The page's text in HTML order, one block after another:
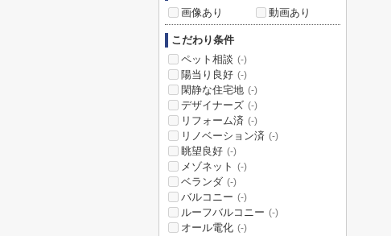
画像あり
動画あり
こだわり条件
ペット相談 (-)
陽当り良好 (-)
閑静な住宅地 (-)
デザイナーズ (-)
リフォーム済 (-)
リノベーション済 (-)
眺望良好 (-)
メゾネット (-)
ベランダ (-)
バルコニー (-)
ルーフバルコニー (-)
オール電化 (-)